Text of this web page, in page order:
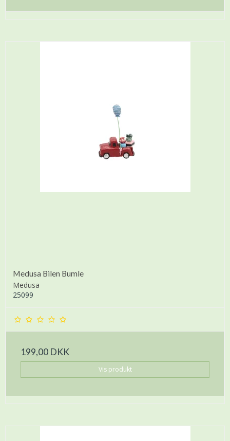
Medusa Bilen Bumle
Medusa
25099
199,00 DKK
Vis produkt